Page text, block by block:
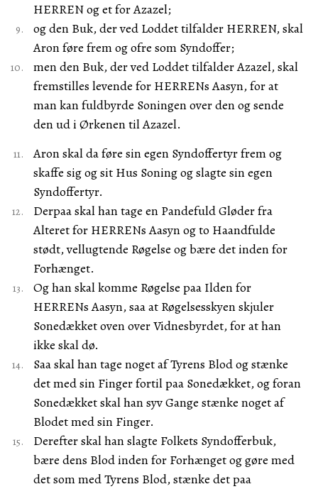
HERREN og et for Azazel;
og den Buk, der ved Loddet tilfalder HERREN, skal
Aron føre frem og ofre som Syndoffer;
men den Buk, der ved Loddet tilfalder Azazel, skal
fremstilles levende for HERRENs Aasyn, for at
man kan fuldbyrde Soningen over den og sende
den ud i Ørkenen til Azazel.
Aron skal da føre sin egen Syndoffertyr frem og
skaffe sig og sit Hus Soning og slagte sin egen
Syndoffertyr.
Derpaa skal han tage en Pandefuld Gløder fra
Alteret for HERRENs Aasyn og to Haandfulde
stødt, vellugtende Røgelse og bære det inden for
Forhænget.
Og han skal komme Røgelse paa Ilden for
HERRENs Aasyn, saa at Røgelsesskyen skjuler
Sonedækket oven over Vidnesbyrdet, for at han
ikke skal dø.
Saa skal han tage noget af Tyrens Blod og stænke
det med sin Finger fortil paa Sonedækket, og foran
Sonedækket skal han syv Gange stænke noget af
Blodet med sin Finger.
Derefter skal han slagte Folkets Syndofferbuk,
bære dens Blod inden for Forhænget og gøre med
det som med Tyrens Blod, stænke det paa